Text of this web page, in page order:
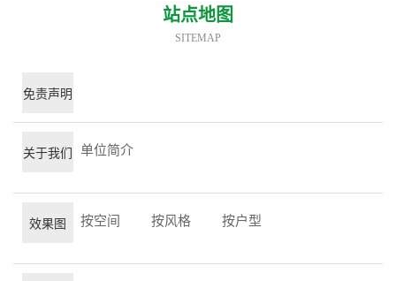
站点地图
SITEMAP
免责声明
关于我们 单位简介
效果图 按空间 按风格 按户型